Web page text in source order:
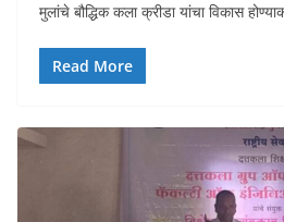
मुलांचे बौद्धिक कला क्रीडा यांचा विकास
Read More